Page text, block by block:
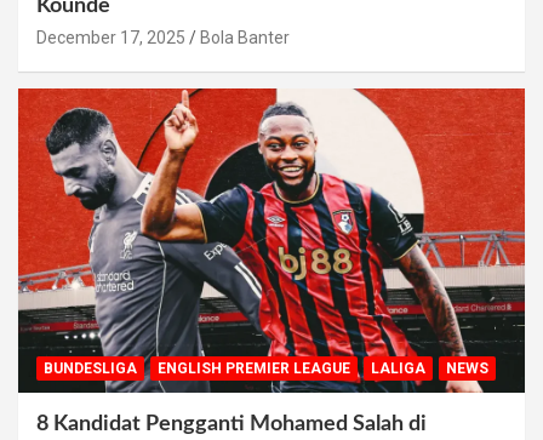
Kounde
December 17, 2025 Bola Banter
BUNDESLIGA ENGLISH PREMIER LEAGUE LALIGA NEWS
8 Kandidat Pengganti Mohamed Salah di